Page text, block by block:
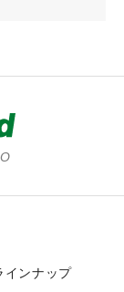
求められた
客様のご希
インナップ